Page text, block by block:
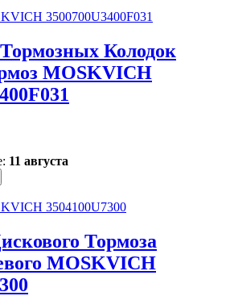
Колодок
MOSKVICH
11 августа
Тормоза
MOSKVICH